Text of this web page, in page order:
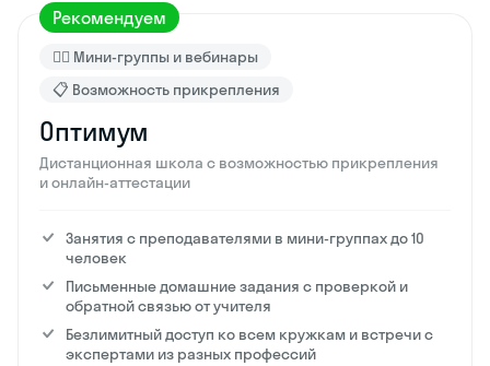
Рекомендуем
🙋‍♂️ Мини-группы и вебинары
📋 Возможность прикрепления
Оптимум
Дистанционная школа с возможностью прикрепления
и онлайн-аттестации
Занятия с преподавателями в мини-группах до 10
человек
Письменные домашние задания с проверкой и
обратной связью от учителя
Безлимитный доступ ко всем кружкам и встречи с
экспертами из разных профессий